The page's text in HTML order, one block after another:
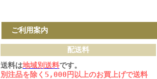
ご利用案内
配送料
送料は地域別送料です。
別注品を除く5,000円以上のお買上げで送料